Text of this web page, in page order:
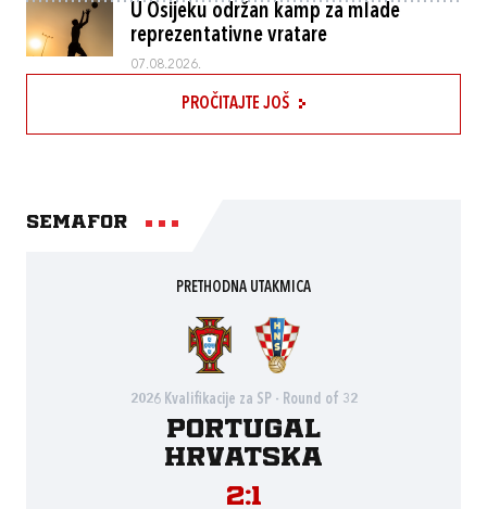
U Osijeku održan kamp za mlade
reprezentativne vratare
07.08.2026.
PROČITAJTE JOŠ
Semafor
PRETHODNA UTAKMICA
2026 Kvalifikacije za SP - Round of 32
Portugal
Hrvatska
2:1